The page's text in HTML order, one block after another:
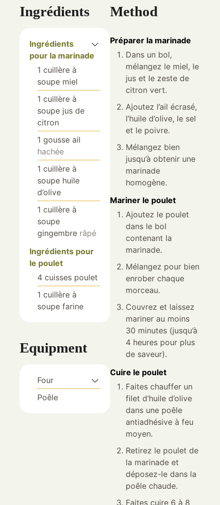
Ingrédients
Ingrédients
pour la marinade
1 cuillère à
soupe miel
1 cuillère à
soupe jus de
citron
1 gousse ail
hachée
1 cuillère à
soupe huile
d’olive
1 cuillère à
soupe
gingembre râpé
Ingrédients pour
le poulet
4 cuisses poulet
1 cuillère à
soupe farine
Equipment
Four
Poêle
Method
Préparer la marinade
Dans un bol,
mélangez le miel, le
jus et le zeste de
citron vert.
Ajoutez l’ail écrasé,
l’huile d’olive, le sel
et le poivre.
Mélangez bien
jusqu’à obtenir une
marinade
homogène.
Mariner le poulet
Ajoutez le poulet
dans le bol
contenant la
marinade.
Mélangez pour bien
enrober chaque
morceau.
Couvrez et laissez
mariner au moins
30 minutes (jusqu’à
4 heures pour plus
de saveur).
Cuire le poulet
Faites chauffer un
filet d’huile d’olive
dans une poêle
antiadhésive à feu
moyen.
Retirez le poulet de
la marinade et
déposez-le dans la
poêle chaude.
Faites cuire 6 à 8